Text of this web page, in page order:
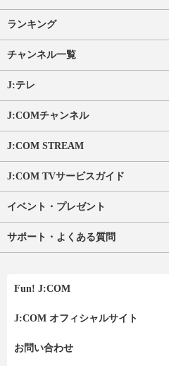
ランキング
チャンネル一覧
J:テレ
J:COMチャンネル
J:COM STREAM
J:COM TVサービスガイド
イベント・プレゼント
サポート・よくある質問
Fun! J:COM
J:COM オフィシャルサイト
お問い合わせ